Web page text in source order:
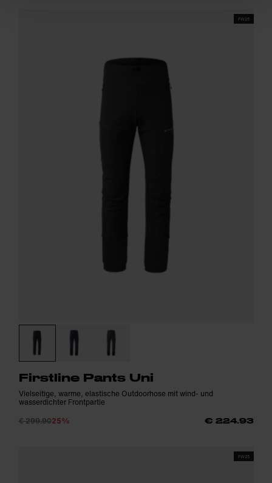
FW25
Firstline Pants Uni
Vielseitige, warme, elastische Outdoorhose mit wind- und
wasserdichter Frontpartie
€ 299.9025% € 224.93
FW25